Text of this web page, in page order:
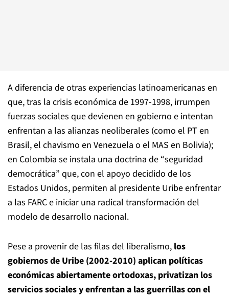
A diferencia de otras experiencias latinoamericanas en
que, tras la crisis económica de 1997-1998, irrumpen
fuerzas sociales que devienen en gobierno e intentan
enfrentan a las alianzas neoliberales (como el PT en
Brasil, el chavismo en Venezuela o el MAS en Bolivia);
en Colombia se instala una doctrina de “seguridad
democrática” que, con el apoyo decidido de los
Estados Unidos, permiten al presidente Uribe enfrentar
a las FARC e iniciar una radical transformación del
modelo de desarrollo nacional.
Pese a provenir de las filas del liberalismo, los
gobiernos de Uribe (2002-2010) aplican políticas
económicas abiertamente ortodoxas, privatizan los
servicios sociales y enfrentan a las guerrillas con el